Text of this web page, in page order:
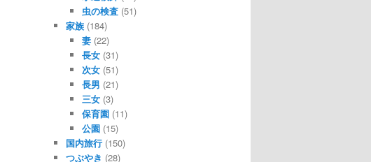
虫の検査(51)
家族 (184)
妻(22)
長女(31)
次女(51)
長男 (21)
三女(3)
保育園(11)
公園(15)
国内旅行 (150)
つぶやき (28)